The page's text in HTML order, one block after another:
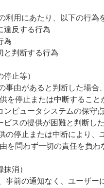
利用にあたり、以下の行為
違反する行為
為
と判断する行為
止等）
事由があると判断した場
を停止または中断すること
ンピュータシステムの保守
ビスの提供が困難と判断し
の停止または中断により
を問わず一切の責任を負わ
消）
事前の通知なく、ユーザ